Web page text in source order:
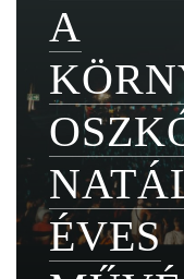
A
ÉVES